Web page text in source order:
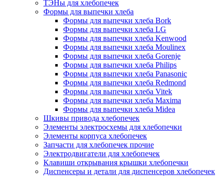
ТЭНы для хлебопечек
Формы для выпечки хлеба
Формы для выпечки хлеба Bork
Формы для выпечки хлеба LG
Формы для выпечки хлеба Kenwood
Формы для выпечки хлеба Moulinex
Формы для выпечки хлеба Gorenje
Формы для выпечки хлеба Philips
Формы для выпечки хлеба Panasonic
Формы для выпечки хлеба Redmond
Формы для выпечки хлеба Vitek
Формы для выпечки хлеба Maxima
Формы для выпечки хлеба Midea
Шкивы привода хлебопечек
Элементы электросхемы для хлебопечки
Элементы корпуса хлебопечек
Запчасти для хлебопечек прочие
Электродвигатели для хлебопечек
Клавиши открывания крышки хлебопечки
Диспенсеры и детали для диспенсеров хлебопечек